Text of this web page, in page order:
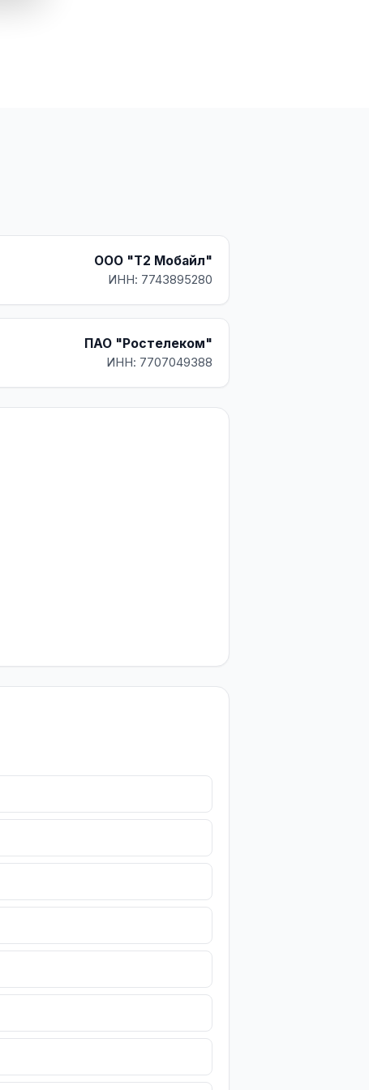
ООО "Т2 Мобайл"
ИНН: 7743895280
ПАО "Ростелеком"
ИНН: 7707049388